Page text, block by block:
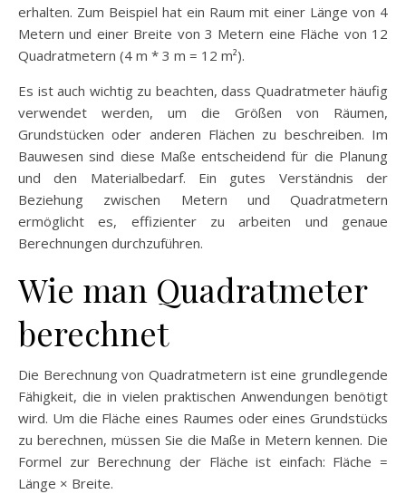
erhalten. Zum Beispiel hat ein Raum mit einer Länge von 4
Metern und einer Breite von 3 Metern eine Fläche von 12
Quadratmetern (4 m * 3 m = 12 m²).
Es ist auch wichtig zu beachten, dass Quadratmeter häufig
verwendet werden, um die Größen von Räumen,
Grundstücken oder anderen Flächen zu beschreiben. Im
Bauwesen sind diese Maße entscheidend für die Planung
und den Materialbedarf. Ein gutes Verständnis der
Beziehung zwischen Metern und Quadratmetern
ermöglicht es, effizienter zu arbeiten und genaue
Berechnungen durchzuführen.
Wie man Quadratmeter
berechnet
Die Berechnung von Quadratmetern ist eine grundlegende
Fähigkeit, die in vielen praktischen Anwendungen benötigt
wird. Um die Fläche eines Raumes oder eines Grundstücks
zu berechnen, müssen Sie die Maße in Metern kennen. Die
Formel zur Berechnung der Fläche ist einfach: Fläche =
Länge × Breite.